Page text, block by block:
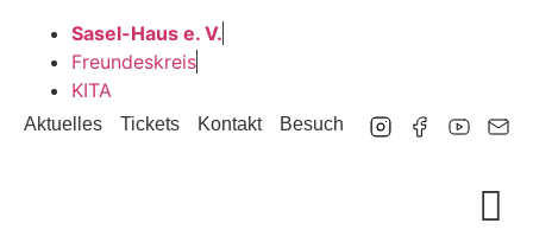
Sasel-Haus e. V.
Freundeskreis
KITA
Aktuelles Tickets Kontakt Besuch